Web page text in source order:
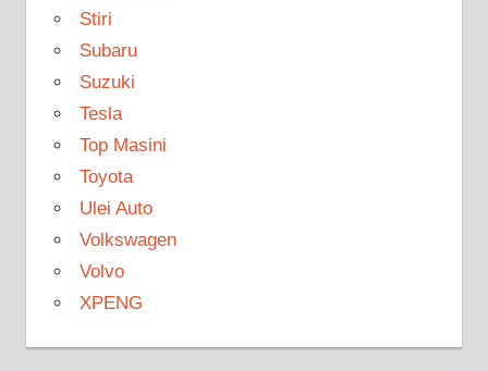
Stiri
Subaru
Suzuki
Tesla
Top Masini
Toyota
Ulei Auto
Volkswagen
Volvo
XPENG